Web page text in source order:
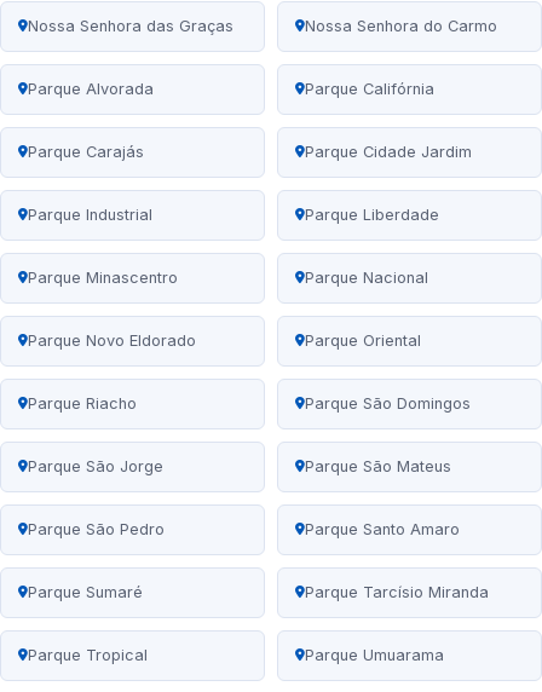
Nossa Senhora das Graças Nossa Senhora do Carmo
Parque Alvorada Parque Califórnia
Parque Carajás Parque Cidade Jardim
Parque Industrial Parque Liberdade
Parque Minascentro Parque Nacional
Parque Novo Eldorado Parque Oriental
Parque Riacho Parque São Domingos
Parque São Jorge Parque São Mateus
Parque São Pedro Parque Santo Amaro
Parque Sumaré Parque Tarcísio Miranda
Parque Tropical Parque Umuarama